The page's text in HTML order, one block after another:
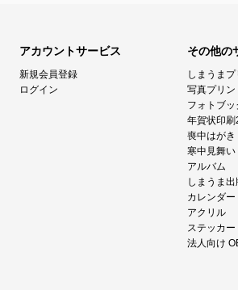
アカウントサービス
新規会員登録
ログイン
その他の
しまうま
写真プリン
フォトブッ
年賀状印
喪中はがき
寒中見舞い
アルバム
しまうま出
カレンダー
アクリル
ステッカー
法人向け